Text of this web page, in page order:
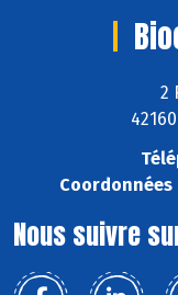
2
Coordonnées
Nous suivre